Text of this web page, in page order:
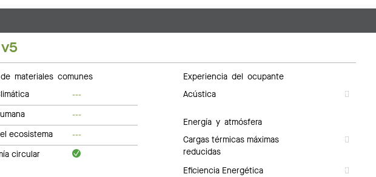
materiales comunes
---
---
ecosistema
---
circular
Experiencia del ocupante
Acústica
Energía y atmósfera
Cargas térmicas máximas
reducidas
Eficiencia Energética